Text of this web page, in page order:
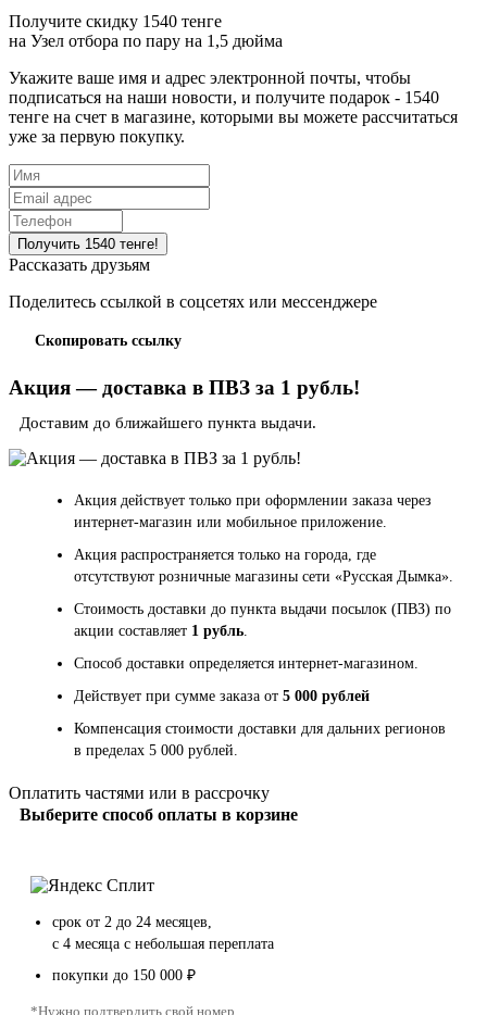
Получите скидку 1540 тенге
на Узел отбора по пару на 1,5 дюйма
Укажите ваше имя и адрес электронной почты, чтобы
подписаться на наши новости, и получите подарок - 1540
тенге на счет в магазине, которыми вы можете рассчитаться
уже за первую покупку.
Рассказать друзьям
Поделитесь ссылкой в соцсетях или мессенджере
Скопировать ссылку
Акция — доставка в ПВЗ за 1 рубль!
Доставим до ближайшего пункта выдачи.
Акция действует только при оформлении заказа через
интернет-магазин или мобильное приложение.
Акция распространяется только на города, где
отсутствуют розничные магазины сети «Русская Дымка».
Стоимость доставки до пункта выдачи посылок (ПВЗ) по
акции составляет 1 рубль.
Способ доставки определяется интернет-магазином.
Действует при сумме заказа от 5 000 рублей
Компенсация стоимости доставки для дальних регионов
в пределах 5 000 рублей.
Оплатить частями или в рассрочку
Выберите способ оплаты в корзине
срок от 2 до 24 месяцев,
с 4 месяца с небольшая переплата
покупки до 150 000 ₽
*Нужно подтвердить свой номер